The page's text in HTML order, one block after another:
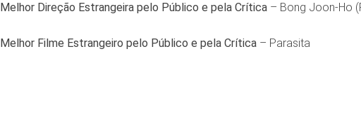
Melhor Direção Estrangeira pelo Público e pela Crítica– Bong Joon-Ho
Melhor Filme Estrangeiro pelo Público e pela Crítica– Parasita